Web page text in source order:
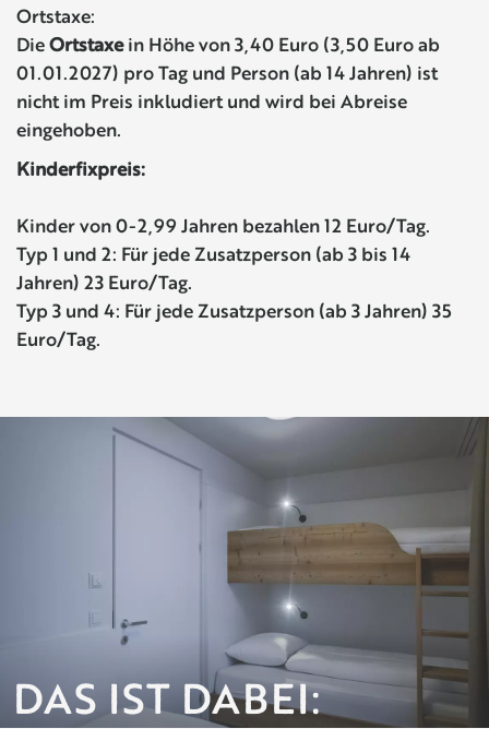
Ortstaxe:
DieOrtstaxein Höhe von 3,40 Euro (3,50 Euro ab
01.01.2027) pro Tag und Person (ab 14 Jahren) ist
nicht im Preis inkludiert und wird bei Abreise
eingehoben.
Kinderfixpreis:
Kinder von 0-2,99 Jahren bezahlen 12 Euro/Tag.
Typ 1 und 2: Für jede Zusatzperson (ab 3 bis 14
Jahren) 23 Euro/Tag.
Typ 3 und 4: Für jede Zusatzperson (ab 3 Jahren) 35
Euro/Tag.
DAS IST DABEI: